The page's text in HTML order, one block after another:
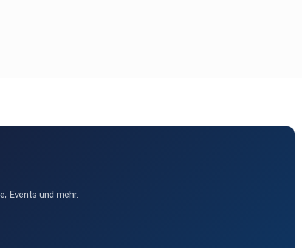
Events und mehr.